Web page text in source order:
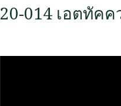
20-014 เอตทัค